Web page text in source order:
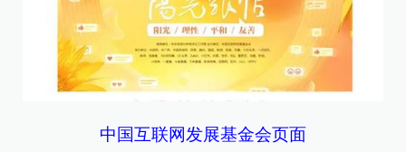
中国互联网发展基金会页面